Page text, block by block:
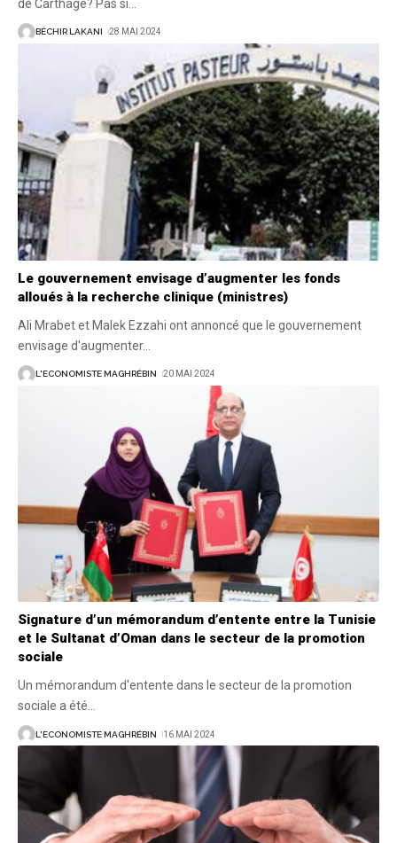
de Carthage? Pas si
BÉCHIR LAKANI 28 MAI 2024
Le gouvernement envisage d’augmenter les fonds
alloués à la recherche clinique (ministres)
Ali Mrabet et Malek Ezzahi ont annoncé que le gouvernement
envisage d'augmenter…
L'ECONOMISTE MAGHRÉBIN 20 MAI 2024
Signature d’un mémorandum d’entente entre la Tunisie
et le Sultanat d’Oman dans le secteur de la promotion
sociale
Un mémorandum d'entente dans le secteur de la promotion
sociale a été…
L'ECONOMISTE MAGHRÉBIN 16 MAI 2024